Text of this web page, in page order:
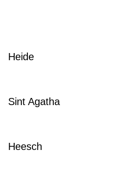
Heide
Sint Agatha
Heesch